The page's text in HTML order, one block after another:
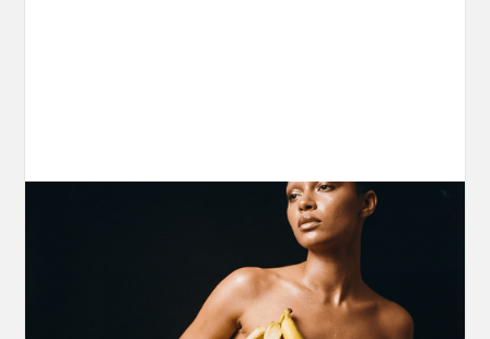
The Nano Banana 2 Handbook
Brian from Litany of Ignition gives a hands-on
breakdown of what Gemini 2.0 Flash Image
can actually do, with the prompts to prove it.